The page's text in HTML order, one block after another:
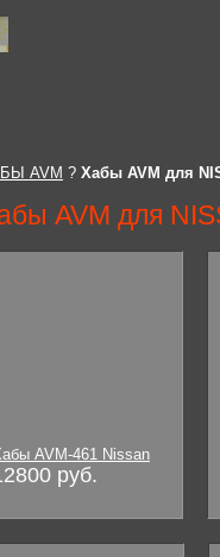
AVM ? Хабы AVM для
AVM для
AVM-461 Nissan
руб.